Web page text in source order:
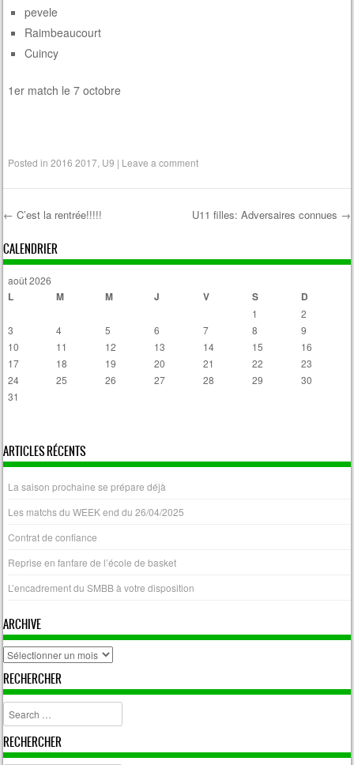
pevele
Raimbeaucourt
Cuincy
1er match le 7 octobre
Posted in2016 2017 U9 | Leave a comment
Post navigation
← C’est la rentrée!!!!! U11 filles: Adversaires connues →
CALENDRIER
août 2026
L M M J V S D
1
2
3
4 5 6 7 8
9
10
11 12 13 14 15
16
17
18 19 20 21 22
23
24
25 26 27 28 29
30
31
ARTICLES RÉCENTS
La saison prochaine se prépare déjà
Les matchs du WEEK end du 26/04/2025
Contrat de confiance
Reprise en fanfare de l’école de basket
L’encadrement du SMBB à votre disposition
ARCHIVE
archive
RECHERCHER
Search
RECHERCHER